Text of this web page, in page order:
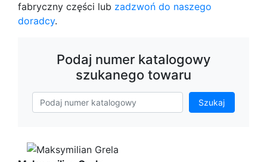
fabryczny części lub zadzwoń do naszego
doradcy.
Podaj numer katalogowy
szukanego towaru
Szukaj